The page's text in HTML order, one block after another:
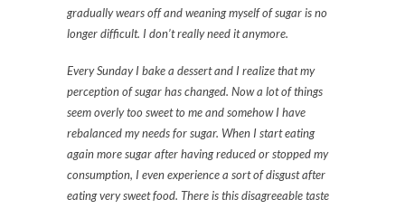
gradually wears off and weaning myself of sugar is no
longer difficult. I don’t really need it anymore.
Every Sunday I bake a dessert and I realize that my
perception of sugar has changed. Now a lot of things
seem overly too sweet to me and somehow I have
rebalanced my needs for sugar. When I start eating
again more sugar after having reduced or stopped my
consumption, I even experience a sort of disgust after
eating very sweet food. There is this disagreeable taste